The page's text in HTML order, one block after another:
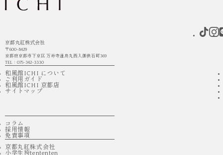
京都丸紅株式会社
〒600-8429
京都府京都市下京区 万寿寺通烏丸西入御供石町369
TEL：075-342-3330
和風館ICHI について
ご利用ガイド
和風館ICHI 京都店
サイトマップ
コラム
採用情報
免責事項
京都丸紅株式会社
小学生袴tententen